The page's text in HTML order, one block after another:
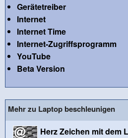
Gerätetreiber
Internet
Internet Time
Internet-Zugriffsprogramm
YouTube
Beta Version
Mehr zu Laptop beschleunigen
Herz Zeichen mit dem